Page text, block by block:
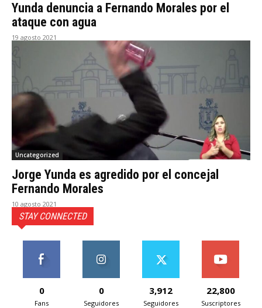
Yunda denuncia a Fernando Morales por el
ataque con agua
19 agosto 2021
Uncategorized
Jorge Yunda es agredido por el concejal
Fernando Morales
10 agosto 2021
STAY CONNECTED
0
Fans
0
Seguidores
3,912
Seguidores
22,800
Suscriptores